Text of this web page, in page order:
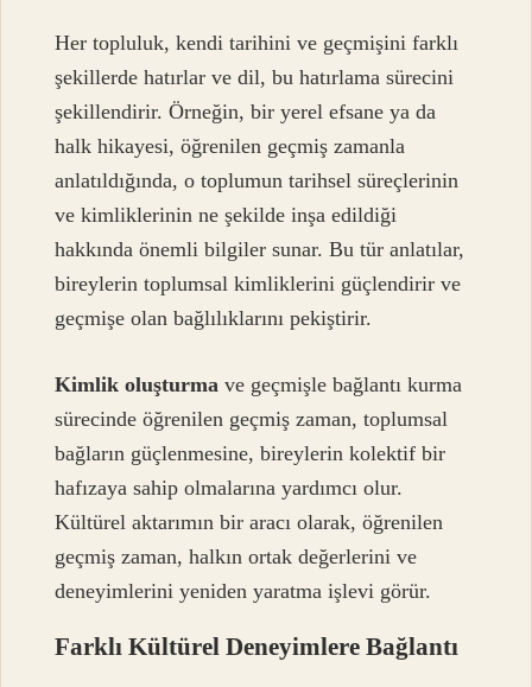
Her topluluk, kendi tarihini ve geçmişini farklı
şekillerde hatırlar ve dil, bu hatırlama sürecini
şekillendirir. Örneğin, bir yerel efsane ya da
halk hikayesi, öğrenilen geçmiş zamanla
anlatıldığında, o toplumun tarihsel süreçlerinin
ve kimliklerinin ne şekilde inşa edildiği
hakkında önemli bilgiler sunar. Bu tür anlatılar,
bireylerin toplumsal kimliklerini güçlendirir ve
geçmişe olan bağlılıklarını pekiştirir.
Kimlik oluşturma ve geçmişle bağlantı kurma
sürecinde öğrenilen geçmiş zaman, toplumsal
bağların güçlenmesine, bireylerin kolektif bir
hafızaya sahip olmalarına yardımcı olur.
Kültürel aktarımın bir aracı olarak, öğrenilen
geçmiş zaman, halkın ortak değerlerini ve
deneyimlerini yeniden yaratma işlevi görür.
Farklı Kültürel Deneyimlere Bağlantı